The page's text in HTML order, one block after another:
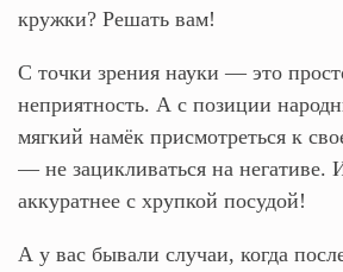
кружки? Решать вам!
С точки зрения науки — это
неприятность. А с позиции
мягкий намёк присмотреться к
— не зацикливаться на негативе.
аккуратнее с хрупкой посудой!
А у вас бывали случаи, когда